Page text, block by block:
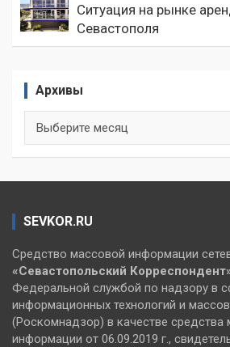
Ситуация на рынке
Севастополя
Архивы
SEVKOR.RU
Средство массовой информации
«Севастопольский
Федеральной службой по надзору в
информационных технологий и
(Роскомнадзор) в качестве средства
информации от 06.09.2019 г.,